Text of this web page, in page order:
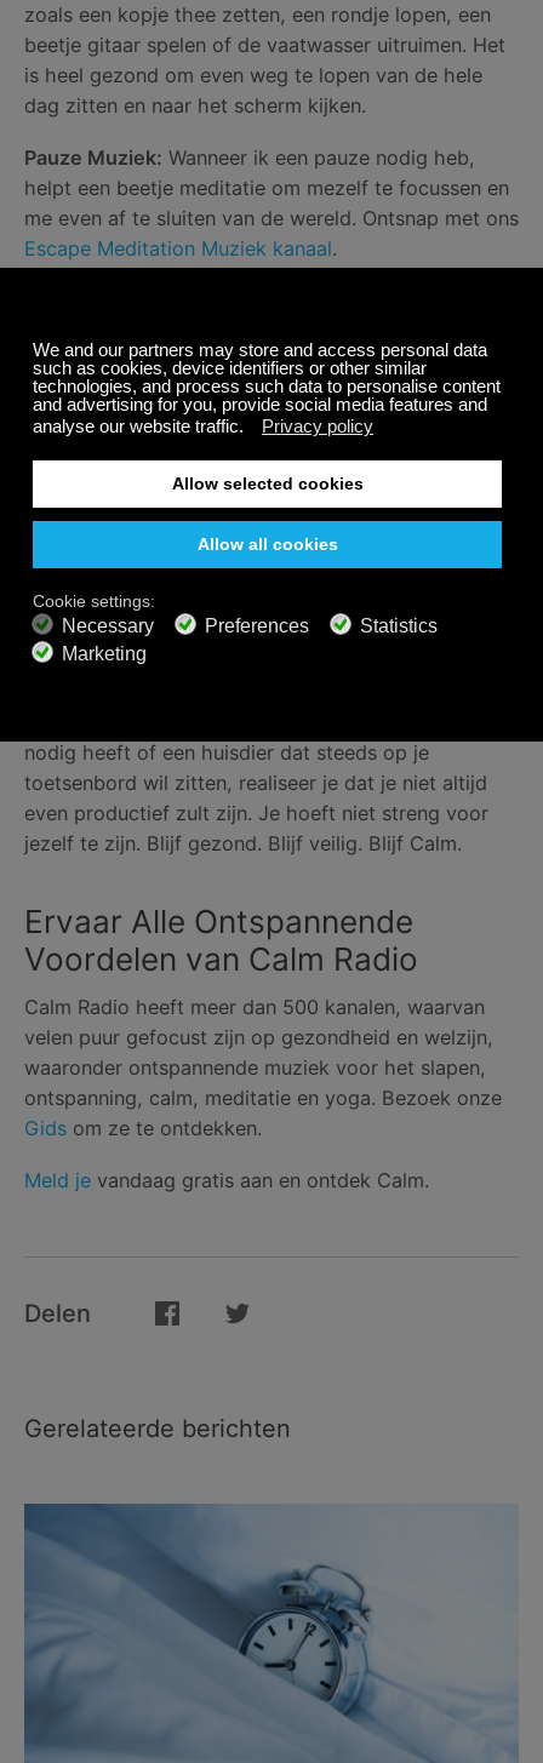
zoals een kopje thee zetten, een rondje lopen, een
beetje gitaar spelen of de vaatwasser uitruimen. Het
is heel gezond om even weg te lopen van de hele
dag zitten en naar het scherm kijken.
Pauze Muziek: Wanneer ik een pauze nodig heb,
helpt een beetje meditatie om mezelf te focussen en
me even af te sluiten van de wereld. Ontsnap met ons
Escape Meditation Muziek kanaal.
Thuis werken is niet meer hetzelfde als eerder. Het is
een hele nieuwe realiteit. Zorg dat je met je collegae
praat over je leven. Zo kan er een diepere band met
je collegae ontstaan en krijgen ze meer begrip voor
wat er buiten je werk om gebeurt.
Zelfs met alle tips die we je geven, moet je
dat je even terugkijkt en je routine of schema
aanpast als je tegen problemen aan loopt.
nodig heeft of een huisdier dat steeds op je
toetsenbord wil zitten, realiseer je dat je niet altijd
even productief zult zijn. Je hoeft niet streng voor
jezelf te zijn. Blijf gezond. Blijf veilig. Blijf Calm.
Ervaar Alle Ontspannende
Voordelen van Calm Radio
Calm Radio heeft meer dan 500 kanalen, waarvan
velen puur gefocust zijn op gezondheid en welzijn,
waaronder ontspannende muziek voor het slapen,
ontspanning, calm, meditatie en yoga. Bezoek onze
Gids om ze te ontdekken.
Meld je vandaag gratis aan en ontdek Calm.
Delen
Gerelateerde berichten